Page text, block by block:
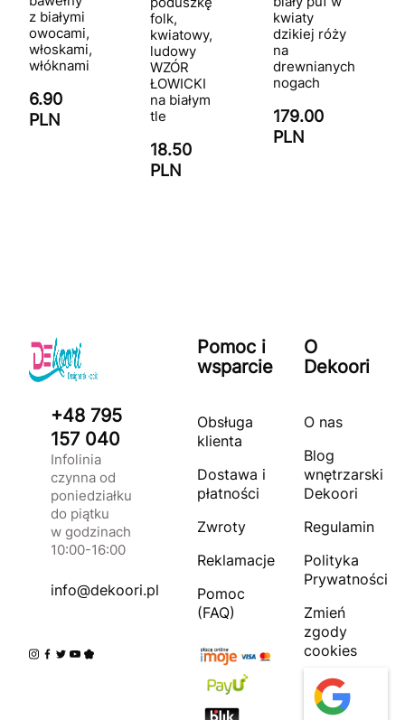
z białymi
owocami,
włoskami,
włóknami
6.90
PLN
folk,
kwiatowy,
ludowy
WZÓR
ŁOWICKI
na białym
tle
18.50
PLN
kwiaty
dzikiej róży
na
drewnianych
nogach
179.00
PLN
+48 795
157 040
Infolinia
czynna od
poniedziałku
do piątku
w godzinach
10:00-16:00
info@dekoori.pl
Pomoc i
wsparcie
Obsługa
klienta
Dostawa i
płatności
Zwroty
Reklamacje
Pomoc
(FAQ)
O
Dekoori
O nas
Blog
wnętrzarski
Dekoori
Regulamin
Polityka
Prywatności
Zmień
zgody
cookies